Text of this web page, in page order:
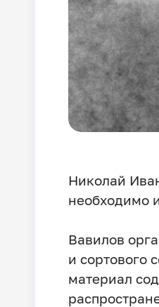
Николай
необходимо
Вавилов
и сортового
материал